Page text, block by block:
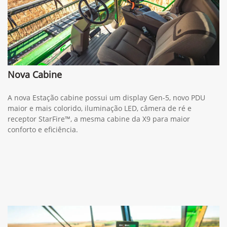
Nova Cabine
A nova Estação cabine possui um display Gen-5, novo PDU
maior e mais colorido, iluminação LED, câmera de ré e
receptor StarFire™, a mesma cabine da X9 para maior
conforto e eficiência.